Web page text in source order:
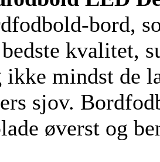
bord,
kvalitet,
ikke mindst de
sjov.
øverst og